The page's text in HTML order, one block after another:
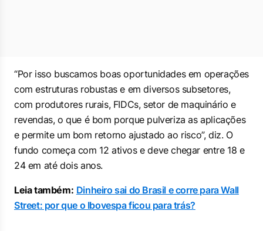
“Por isso buscamos boas oportunidades em operações
com estruturas robustas e em diversos subsetores,
com produtores rurais, FIDCs, setor de maquinário e
revendas, o que é bom porque pulveriza as aplicações
e permite um bom retorno ajustado ao risco”, diz. O
fundo começa com 12 ativos e deve chegar entre 18 e
24 em até dois anos.
Leia também: Dinheiro sai do Brasil e corre para Wall
Street: por que o Ibovespa ficou para trás?